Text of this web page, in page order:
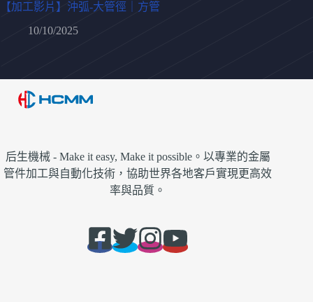
【加工影片】沖弧-大管徑｜方管
10/10/2025
后生機械 - Make it easy, Make it possible。以專業的金屬
管件加工與自動化技術，協助世界各地客戶實現更高效
率與品質。